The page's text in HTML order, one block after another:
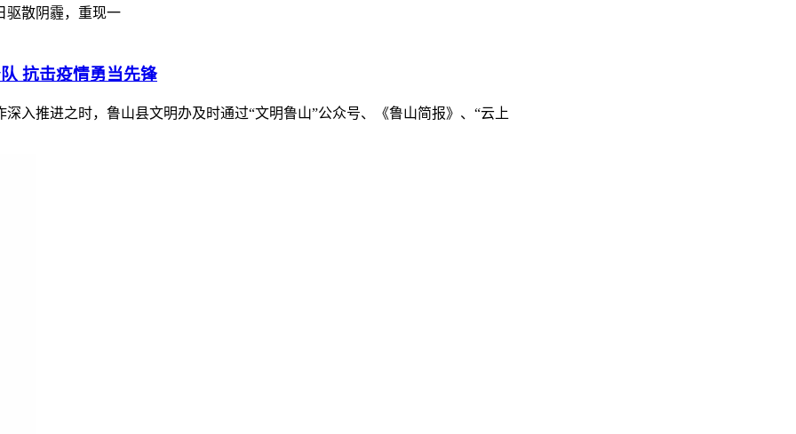
驱散阴霾，重现一
抗击疫情勇当先锋
入推进之时，鲁山县文明办及时通过“文明鲁山”公众号、《鲁山简报》、“云上